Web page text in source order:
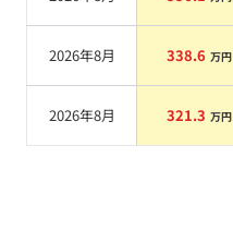
2026年8月 338.6 万円
2026年8月 321.3 万円